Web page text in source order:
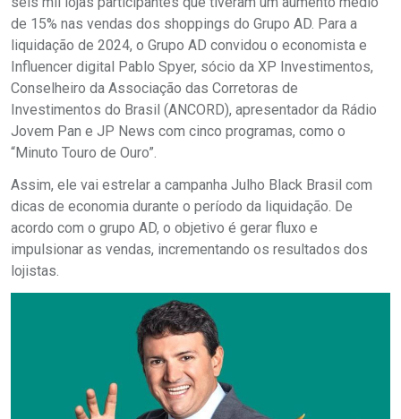
de 15% nas vendas dos shoppings do Grupo AD. Para a
liquidação de 2024, o Grupo AD convidou o economista e
Influencer digital Pablo Spyer, sócio da XP Investimentos,
Conselheiro da Associação das Corretoras de
Investimentos do Brasil (ANCORD), apresentador da Rádio
Jovem Pan e JP News com cinco programas, como o
“Minuto Touro de Ouro”.
Assim, ele vai estrelar a campanha Julho Black Brasil com
dicas de economia durante o período da liquidação. De
acordo com o grupo AD, o objetivo é gerar fluxo e
impulsionar as vendas, incrementando os resultados dos
lojistas.